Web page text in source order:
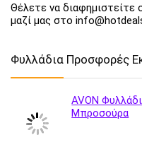
Θέλετε να διαφημιστείτε
μαζί μας στο
Φυλλάδια Προσφορές
AVON
Μπροσούρα